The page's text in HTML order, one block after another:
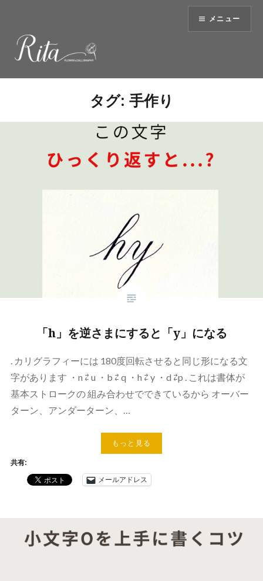
へ
ッ
メニュー
タグ: 手作り
「h」を逆さまにすると「y」になる
. カリグラフィーには 180度回転させると同じ形になる文
字があります ・n ⇄ u ・b ⇄ q ・h ⇄ y ・d ⇄p . これは書体が
基本ストロークの 組み合わせでできているから オーバー
ターン、アンダーターン、…
もっと見る
共有:
メールアドレス